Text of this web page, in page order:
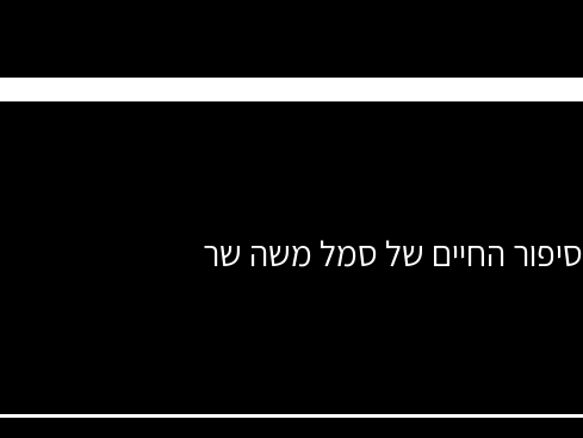
סיפור החיים של סמל משה שר